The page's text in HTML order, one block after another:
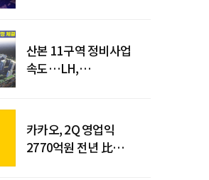
산본 11구역 정비사업
속도…LH,
카카오, 2Q 영업익
2770억원 전년 比